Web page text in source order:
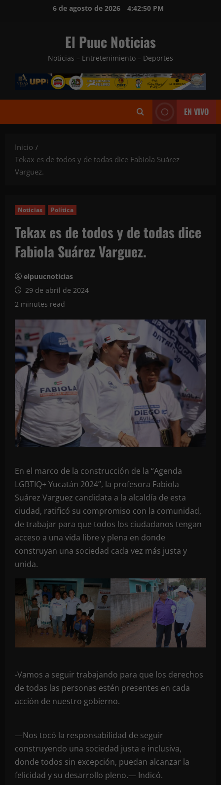
6 de agosto de 2026 4:42:51 PM
El Puuc Noticias
Noticias – Entretenimiento – Deportes
EN VIVO
Inicio
Tekax es de todos y de todas dice Fabiola Suárez
Varguez.
Noticias Política
Tekax es de todos y de todas dice
Fabiola Suárez Varguez.
elpuucnoticias
29 de abril de 2024
2 minutes read
En el marco de la construcción de la “Agenda
LGBTIQ+ Yucatán 2024”, la profesora Fabiola
Suárez Varguez candidata a la alcaldía de esta
ciudad, ratificó su compromiso con la comunidad,
de trabajar para que todos los ciudadanos tengan
acceso a una vida libre y plena en donde
construyan una sociedad cada vez más justa y
unida.
-Vamos a seguir trabajando para que los derechos
de todas las personas estén presentes en cada
acción de nuestro gobierno.
—Nos tocó la responsabilidad de seguir
construyendo una sociedad justa e inclusiva,
donde todos sin excepción, puedan alcanzar la
felicidad y su desarrollo pleno.— Indicó.